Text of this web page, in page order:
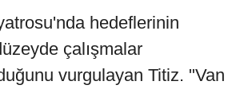
hedeflerinin
çalışmalar
vurgulayan Titiz. "Van